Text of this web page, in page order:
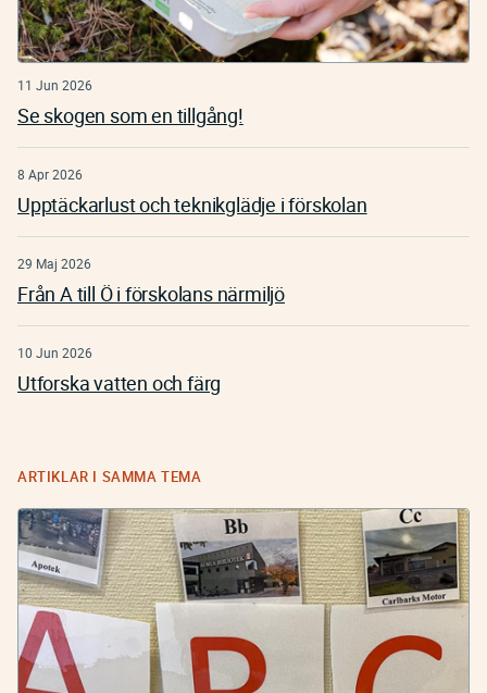
11 Jun 2026
Se skogen som en tillgång!
8 Apr 2026
Upptäckarlust och teknikglädje i förskolan
29 Maj 2026
Från A till Ö i förskolans närmiljö
10 Jun 2026
Utforska vatten och färg
ARTIKLAR I SAMMA TEMA